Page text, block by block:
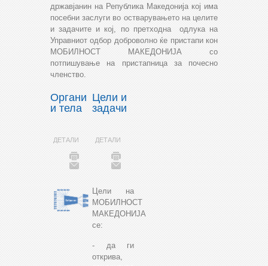
државјанин на Република Македонија кој има
посебни заслуги во остварувањето на целите
и задачите и кој, по претходна одлука на
Управниот одбор доброволно ќе пристапи кон
МОБИЛНОСТ МАКЕДОНИЈА со
потпишување на пристапница за почесно
членство.
Органи
и тела
ДЕТАЛИ
Цели и
задачи
ДЕТАЛИ
Цели на
МОБИЛНОСТ
МАКЕДОНИЈА
се:
- да ги
открива,